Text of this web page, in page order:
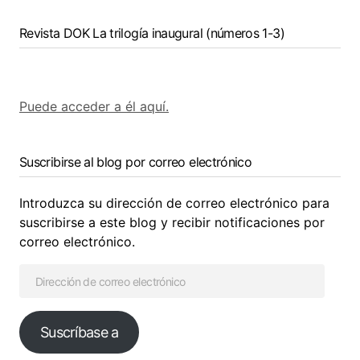
Revista DOK La trilogía inaugural (números 1-3)
Puede acceder a él aquí.
Suscribirse al blog por correo electrónico
Introduzca su dirección de correo electrónico para
suscribirse a este blog y recibir notificaciones por
correo electrónico.
Suscríbase a